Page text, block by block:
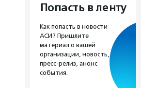
Попасть в ленту
Как попасть в новости
АСИ? Пришлите
материал о вашей
организации, новость,
пресс-релиз, анонс
события.